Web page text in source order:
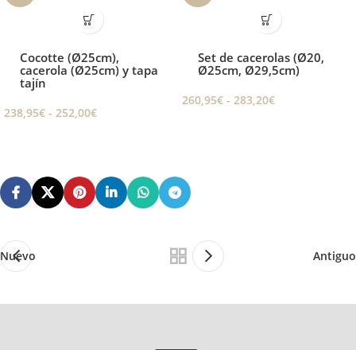
Cocotte (Ø25cm),
cacerola (Ø25cm) y tapa
tajín
238,95€ - 252,00€
Set de cacerolas (Ø20,
Ø25cm, Ø29,5cm)
260,95€ - 283,20€
Nuevo Antiguo